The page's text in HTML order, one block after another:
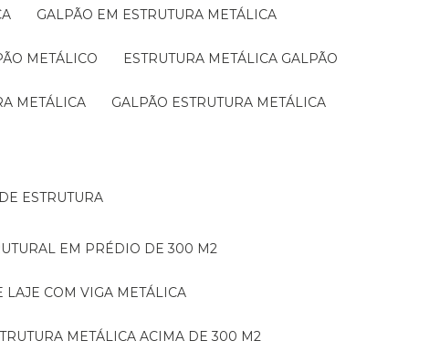
GALPÃO EM ESTRUTURA METÁLICA
METÁLICO ESTRUTURA METÁLICA GALPÃO
METÁLICA GALPÃO ESTRUTURA METÁLICA
DE ESTRUTURA
EM PRÉDIO DE 300 M2
LAJE COM VIGA METÁLICA
METÁLICA ACIMA DE 300 M2